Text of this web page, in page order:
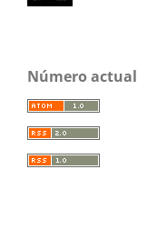
Número actual